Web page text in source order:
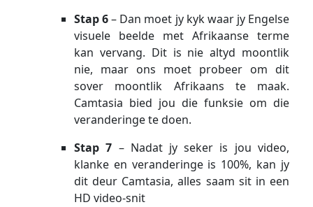
Stap 6– Dan moet jy kyk waar jy Engelse
visuele beelde met Afrikaanse terme
kan vervang. Dit is nie altyd moontlik
nie, maar ons moet probeer om dit
sover moontlik Afrikaans te maak.
Camtasia bied jou die funksie om die
veranderinge te doen.
Stap 7 – Nadat jy seker is jou video,
klanke en veranderinge is 100%, kan jy
dit deur Camtasia, alles saam sit in een
HD video-snit